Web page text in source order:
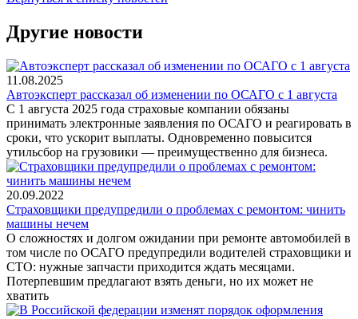
Другие новости
11.08.2025
Автоэксперт рассказал об изменении по ОСАГО с 1 августа
С 1 августа 2025 года страховые компании обязаны
принимать электронные заявления по ОСАГО и реагировать в
сроки, что ускорит выплаты. Одновременно повысится
утильсбор на грузовики — преимущественно для бизнеса.
20.09.2022
Страховщики предупредили о проблемах с ремонтом: чинить
машины нечем
О сложностях и долгом ожидании при ремонте автомобилей в
том числе по ОСАГО предупредили водителей страховщики и
СТО: нужные запчасти приходится ждать месяцами.
Потерпевшим предлагают взять деньги, но их может не
хватить